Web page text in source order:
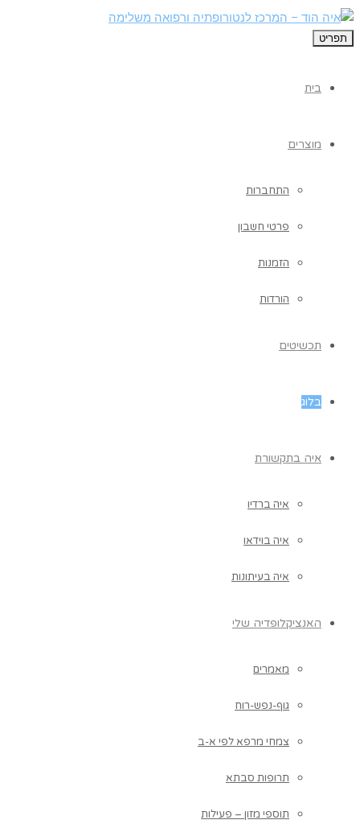
תפריט
בית
מוצרים
התחברות
פרטי חשבון
הזמנות
הורדות
תכשיטים
בלוג
איה בתקשורת
איה ברדיו
איה בוידאו
איה בעיתונות
האנציקלופדיה שלי
מאמרים
גוף-נפש-רוח
צמחי מרפא לפי א-ב
תרופות סבתא
תוספי מזון – פעילות